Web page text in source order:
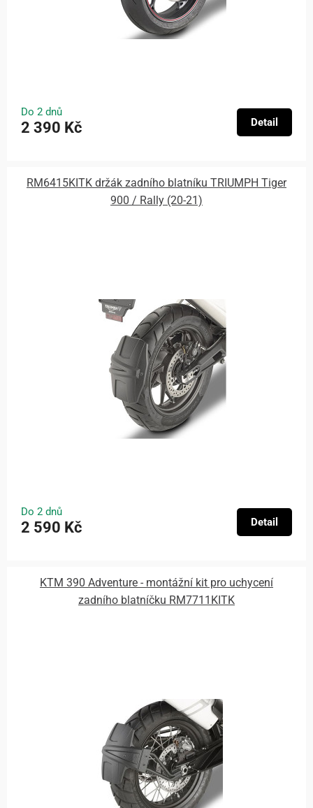
Do 2 dnů
2 390 Kč Detail
RM6415KITK držák zadního blatníku TRIUMPH Tiger
900 / Rally (20-21)
Do 2 dnů
2 590 Kč Detail
KTM 390 Adventure - montážní kit pro uchycení
zadního blatníčku RM7711KITK